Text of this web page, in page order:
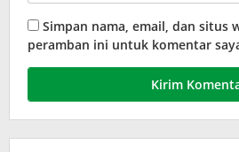
Simpan nama, email, dan situs
peramban ini untuk komentar